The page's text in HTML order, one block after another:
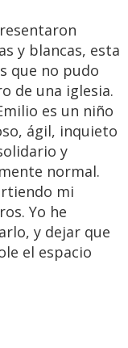
y blancas, esta
que no pudo
de una iglesia.
es un niño
ágil, inquieto
y
normal.
mi
Yo he
y dejar que
el espacio